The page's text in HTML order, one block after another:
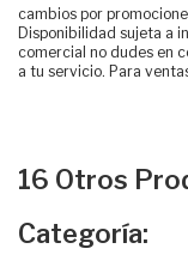
cambios por
Disponibilidad sujeta a
comercial no dudes en
a tu servicio. Para
16 Otros
Categoría: